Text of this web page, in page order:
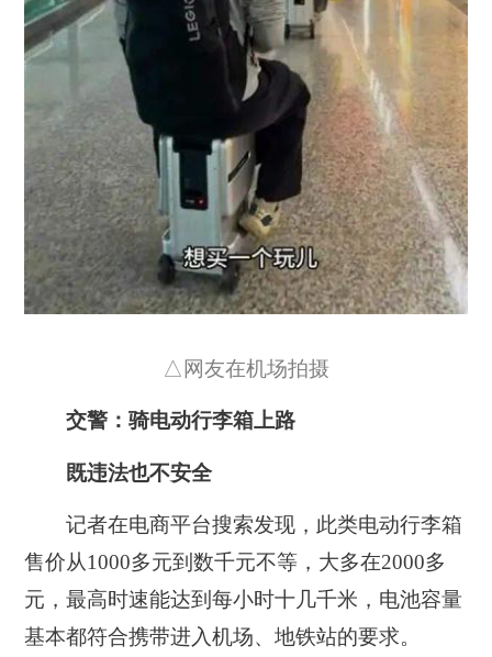
△网友在机场拍摄
交警：骑电动行李箱上路
既违法也不安全
记者在电商平台搜索发现，此类电动行李箱
售价从1000多元到数千元不等，大多在2000多
元，最高时速能达到每小时十几千米，电池容量
基本都符合携带进入机场、地铁站的要求。